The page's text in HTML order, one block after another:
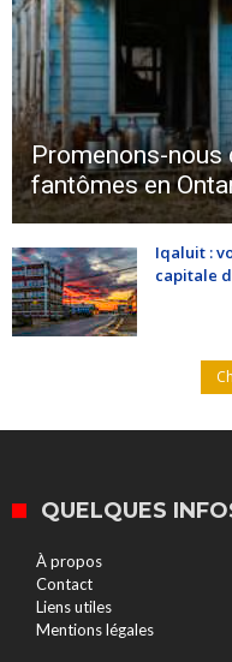
Promenons-nous
fantômes en
Iqaluit :
capitale
QUELQUES
À propos
Contact
Liens utiles
Mentions légales